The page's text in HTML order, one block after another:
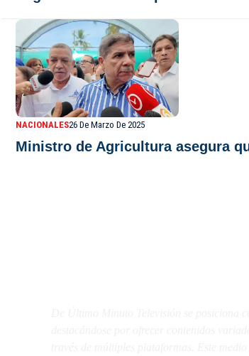
NACIONALES26 De Marzo De 2025
Ministro de Agricultura asegura